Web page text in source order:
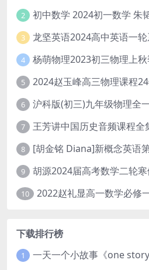
2
3 龙坚英语2024高中英语一
4
5
6
7 王芳讲中国历史音频课程全
8
9
10
下载排行榜
1